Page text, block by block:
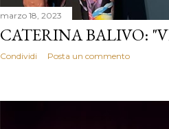
marzo 18, 2023
CATERINA BALIVO:
Condividi Posta un commento